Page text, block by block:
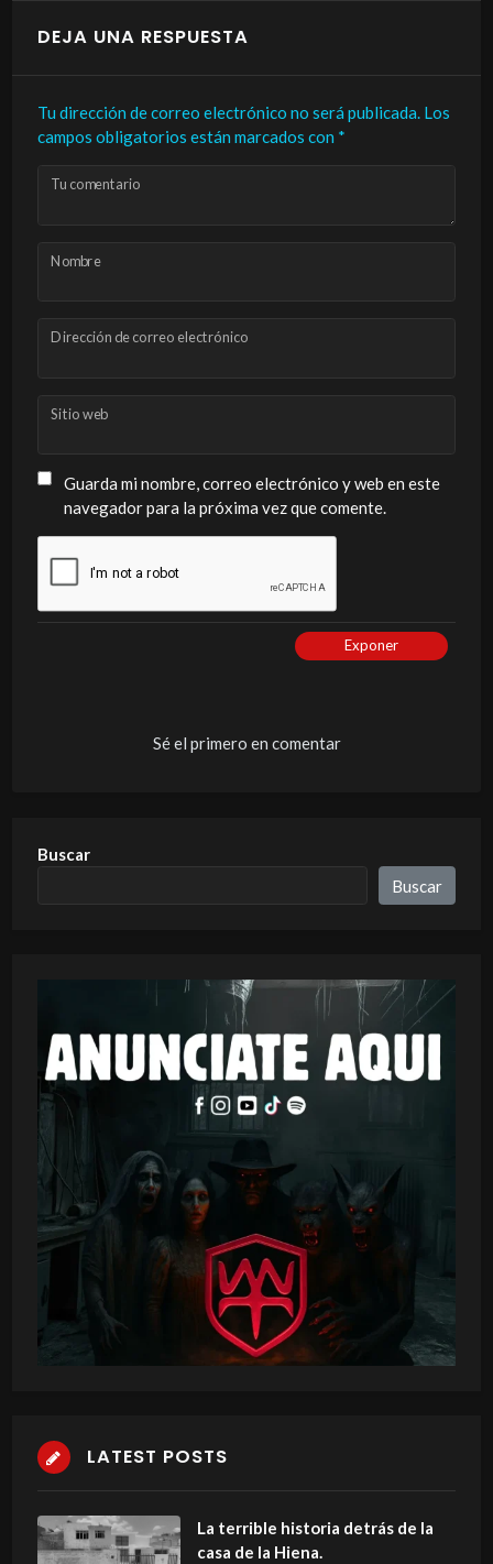
DEJA UNA RESPUESTA
Tu dirección de correo electrónico no será publicada. Los
campos obligatorios están marcados con *
Tu comentario
Nombre
Dirección de correo electrónico
Sitio web
Guarda mi nombre, correo electrónico y web en este
navegador para la próxima vez que comente.
Exponer
Sé el primero en comentar
Buscar
Buscar
LATEST POSTS
La terrible historia detrás de la
casa de la Hiena.